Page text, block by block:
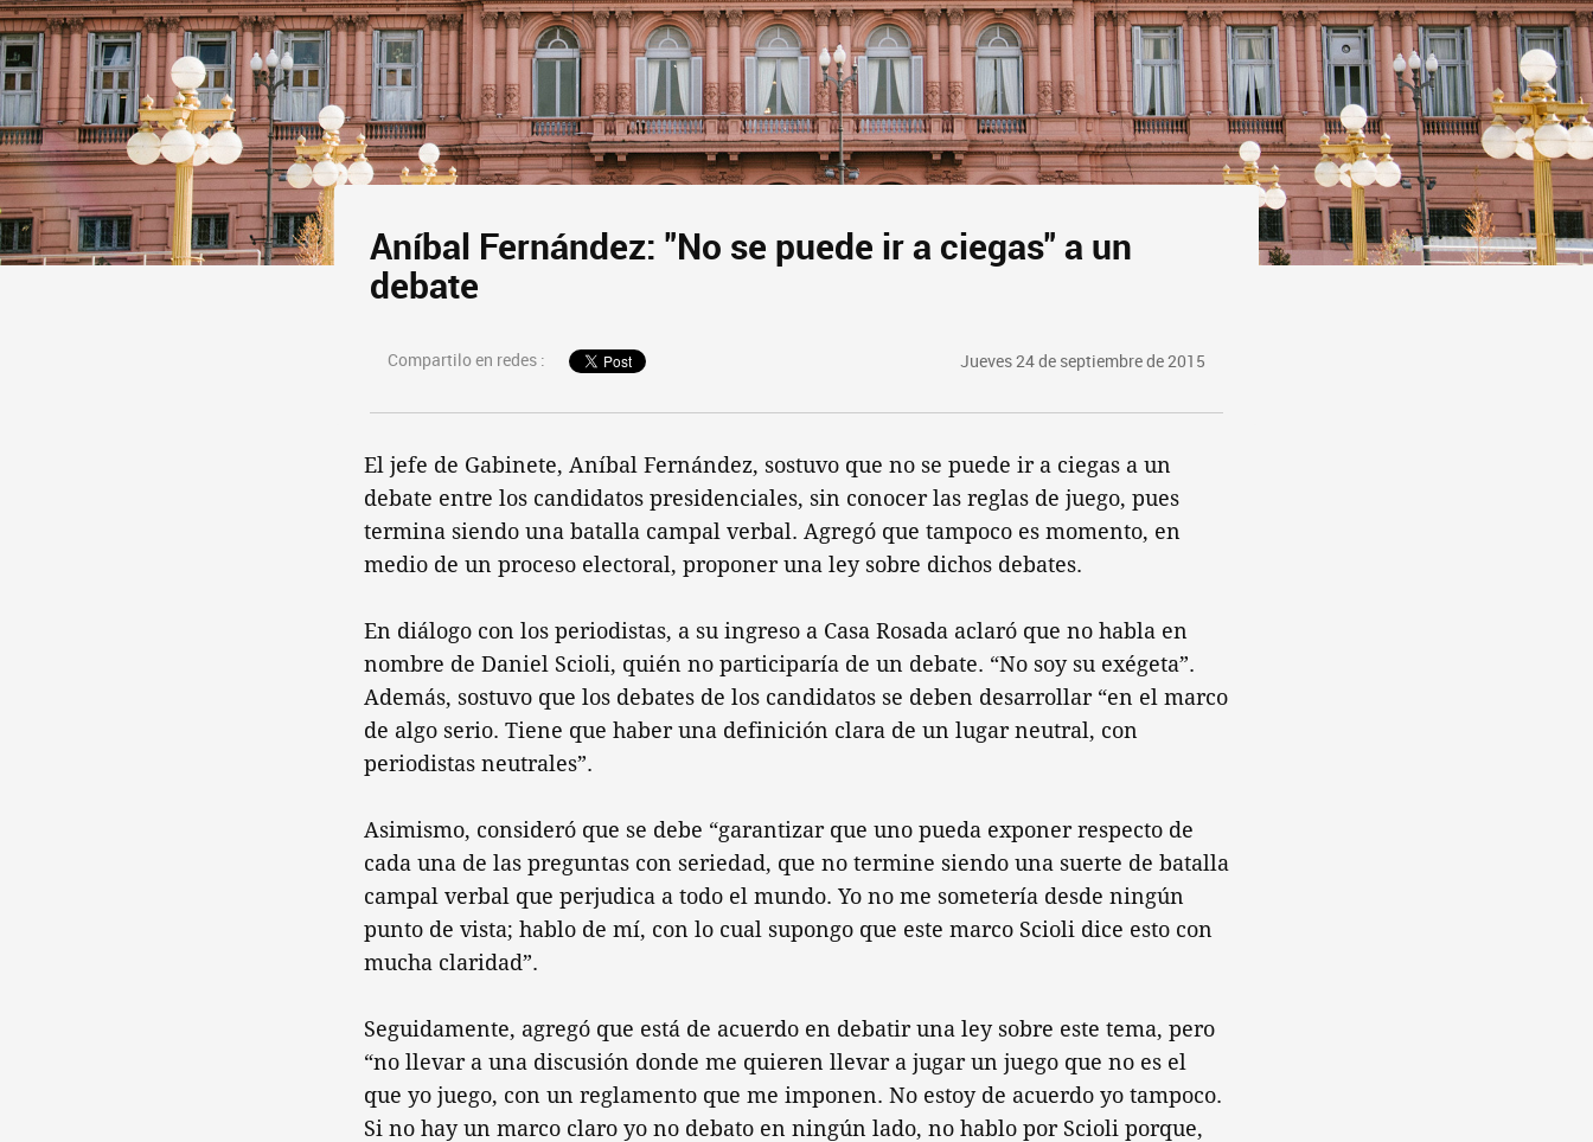
Aníbal Fernández: "No se puede ir a ciegas" a un
debate
Compartilo en redes : Jueves 24 de septiembre de 2015
El jefe de Gabinete, Aníbal Fernández, sostuvo que no se puede ir a ciegas a un
debate entre los candidatos presidenciales, sin conocer las reglas de juego, pues
termina siendo una batalla campal verbal. Agregó que tampoco es momento, en
medio de un proceso electoral, proponer una ley sobre dichos debates.
En diálogo con los periodistas, a su ingreso a Casa Rosada aclaró que no habla en
nombre de Daniel Scioli, quién no participaría de un debate. “No soy su exégeta”.
Además, sostuvo que los debates de los candidatos se deben desarrollar “en el marco
de algo serio. Tiene que haber una definición clara de un lugar neutral, con
periodistas neutrales”.
Asimismo, consideró que se debe “garantizar que uno pueda exponer respecto de
cada una de las preguntas con seriedad, que no termine siendo una suerte de batalla
campal verbal que perjudica a todo el mundo. Yo no me sometería desde ningún
punto de vista; hablo de mí, con lo cual supongo que este marco Scioli dice esto con
mucha claridad”.
Seguidamente, agregó que está de acuerdo en debatir una ley sobre este tema, pero
“no llevar a una discusión donde me quieren llevar a jugar un juego que no es el
que yo juego, con un reglamento que me imponen. No estoy de acuerdo yo tampoco.
Si no hay un marco claro yo no debato en ningún lado, no hablo por Scioli porque,